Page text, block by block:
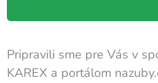
Pripravili sme pre Vás v
KAREX a portálom